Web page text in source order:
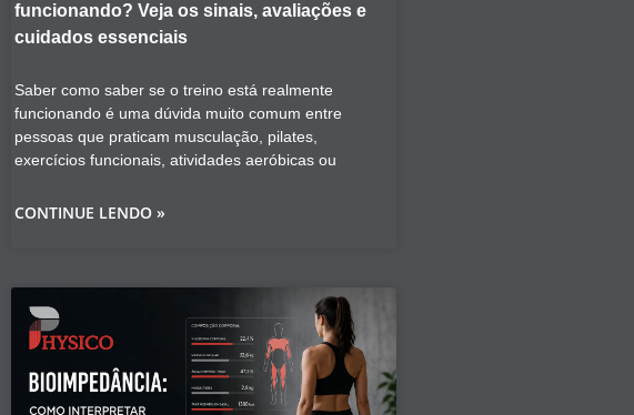
funcionando? Veja os sinais, avaliações e
cuidados essenciais
Saber como saber se o treino está realmente
funcionando é uma dúvida muito comum entre
pessoas que praticam musculação, pilates,
exercícios funcionais, atividades aeróbicas ou
CONTINUE LENDO »